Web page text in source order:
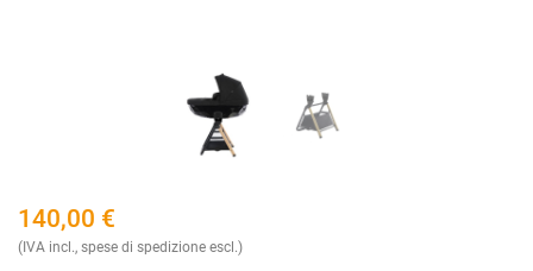
140,00 €
(IVA incl., spese di spedizione escl.)